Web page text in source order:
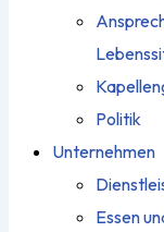
Politik
Unternehmen
Essen